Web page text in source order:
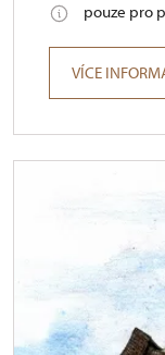
pouze pro
VÍCE